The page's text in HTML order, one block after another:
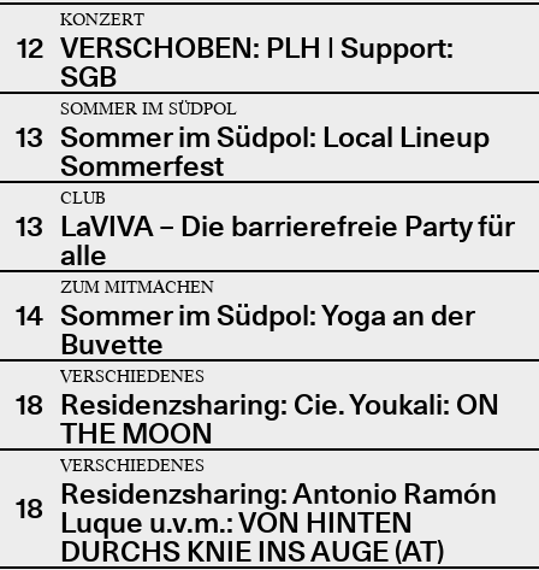
12
KONZERT
VERSCHOBEN: PLH | Support:
SGB
13
SOMMER IM SÜDPOL
Sommer im Südpol: Local Lineup
Sommerfest
13
CLUB
LaVIVA – Die barrierefreie Party für
alle
14
ZUM MITMACHEN
Sommer im Südpol: Yoga an der
Buvette
18
VERSCHIEDENES
Residenzsharing: Cie. Youkali: ON
THE MOON
18
VERSCHIEDENES
Residenzsharing: Antonio Ramón
Luque u.v.m.: VON HINTEN
DURCHS KNIE INS AUGE (AT)